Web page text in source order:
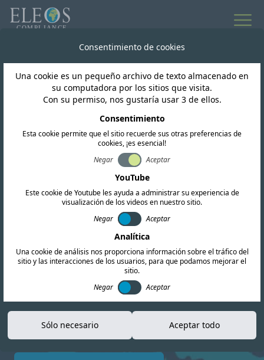
Antigua y Barbuda
Ofrecemos servicios completos de
certificación de RF, EMC y seguridad. Nuestro
equipo también realiza investigaciones
regulatorias exhaustivas y proporciona
información actualizada para ayudarle a
navegar el panorama del cumplimiento
normativo. Antigua y Barbuda con confianza.
Consentimiento de cookies
Una cookie es un pequeño archivo de texto almacenado en
su computadora por los sitios que visita.
Con su permiso, nos gustaría usar 3 de ellos.
Consentimiento
Esta cookie permite que el sitio recuerde sus otras preferencias de
cookies, ¡es esencial!
Negar
Aceptar
YouTube
Este cookie de Youtube les ayuda a administrar su experiencia de
visualización de los videos en nuestro sitio.
Negar
Aceptar
Analítica
Una cookie de análisis nos proporciona información sobre el tráfico del
sitio y las interacciones de los usuarios, para que podamos mejorar el
sitio.
Negar
Aceptar
Sólo necesario Aceptar todo